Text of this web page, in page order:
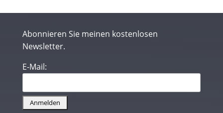
Abonnieren Sie meinen kostenlosen
Newsletter.
E-Mail: